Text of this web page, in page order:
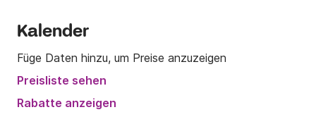
Kalender
Füge Daten hinzu, um Preise anzuzeigen
Preisliste sehen
Rabatte anzeigen